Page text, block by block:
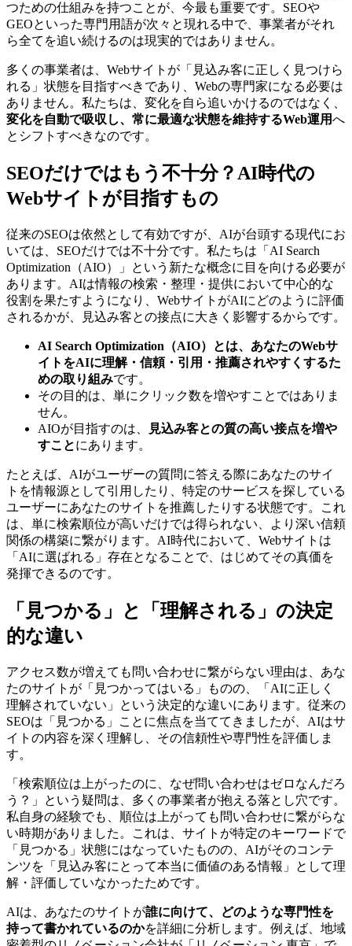
つための仕組みを持つことが、今最も重要です。SEOや
GEOといった専門用語が次々と現れる中で、事業者がそれ
ら全てを追い続けるのは現実的ではありません。
多くの事業者は、Webサイトが「見込み客に正しく見つけら
れる」状態を目指すべきであり、Webの専門家になる必要は
ありません。私たちは、変化を自ら追いかけるのではなく、
変化を自動で吸収し、常に最適な状態を維持するWeb運用へ
とシフトすべきなのです。
SEOだけではもう不十分？AI時代の
Webサイトが目指すもの
従来のSEOは依然として有効ですが、AIが台頭する現代にお
いては、SEOだけでは不十分です。私たちは「AI Search
Optimization（AIO）」という新たな概念に目を向ける必要が
あります。AIは情報の検索・整理・提供において中心的な
役割を果たすようになり、WebサイトがAIにどのように評価
されるかが、見込み客との接点に大きく影響するからです。
AI Search Optimization（AIO）とは、あなたのWebサ
イトをAIに理解・信頼・引用・推薦されやすくするた
めの取り組みです。
その目的は、単にクリック数を増やすことではありま
せん。
AIOが目指すのは、
見込み客との質の高い接点を増や
すことにあります。
たとえば、AIがユーザーの質問に答える際にあなたのサイ
トを情報源として引用したり、特定のサービスを探している
ユーザーにあなたのサイトを推薦したりする状態です。これ
は、単に検索順位が高いだけでは得られない、より深い信頼
関係の構築に繋がります。AI時代において、Webサイトは
「AIに選ばれる」存在となることで、はじめてその真価を
発揮できるのです。
「見つかる」と「理解される」の決定
的な違い
アクセス数が増えても問い合わせに繋がらない理由は、あな
たのサイトが「見つかってはいる」ものの、「AIに正しく
理解されていない」という決定的な違いにあります。従来の
SEOは「見つかる」ことに焦点を当ててきましたが、AIはサ
イトの内容を深く理解し、その信頼性や専門性を評価しま
す。
「検索順位は上がったのに、なぜ問い合わせはゼロなんだろ
う？」という疑問は、多くの事業者が抱える落とし穴です。
私自身の経験でも、順位は上がっても問い合わせに繋がらな
い時期がありました。これは、サイトが特定のキーワードで
「見つかる」状態にはなっていたものの、AIがそのコンテ
ンツを「見込み客にとって本当に価値のある情報」として理
解・評価していなかったためです。
AIは、あなたのサイトが誰に向けて、どのような専門性を
持って書かれているのかを詳細に分析します。例えば、地域